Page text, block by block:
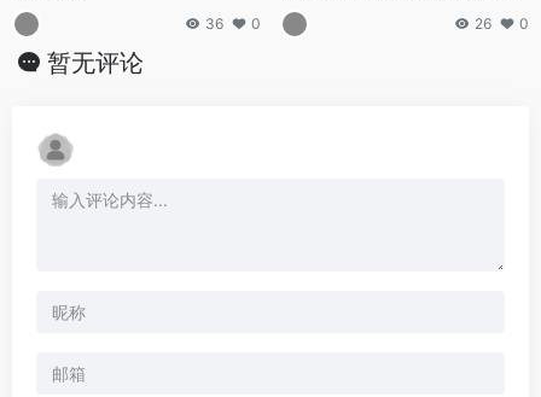
36 0 26 0
暂无评论